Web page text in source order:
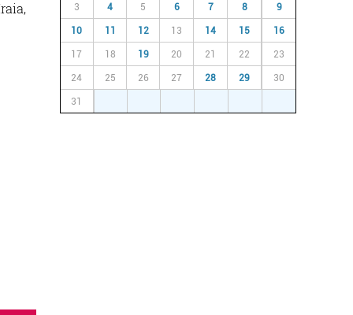
3 4 5 6 7 8 9
10 11 12 13 14 15 16
17 18 19 20 21 22 23
24 25 26 27 28 29 30
31